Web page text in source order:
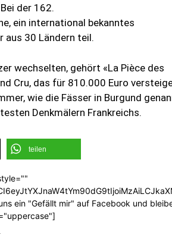
der 162.
ein international bekanntes
aus 30 Ländern teil.
wechselten, gehört «La Pièce des
Cru, das für 810.000 Euro
wie die Fässer in Burgund
Denkmälern Frankreichs.
teilen
ein "Gefällt mir" auf Facebook und